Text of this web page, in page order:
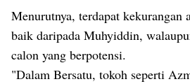
Menurutnya, terdapat kekurangan
baik daripada Muhyiddin,
calon yang berpotensi.
"Dalam Bersatu, tokoh seperti